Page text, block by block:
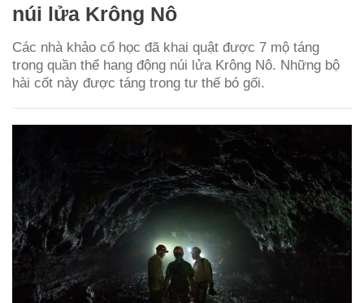
núi lửa Krông Nô
Các nhà khảo cổ học đã khai quật được 7 mộ táng
trong quần thể hang động núi lửa Krông Nô. Những bộ
hài cốt này được táng trong tư thế bó gối.